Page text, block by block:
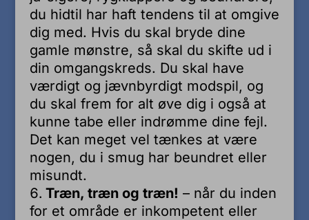
du hidtil har haft tendens til at omgive
dig med. Hvis du skal bryde dine
gamle mønstre, så skal du skifte ud i
din omgangskreds. Du skal have
værdigt og jævnbyrdigt modspil, og
du skal frem for alt øve dig i også at
kunne tabe eller indrømme dine fejl.
Det kan meget vel tænkes at være
nogen, du i smug har beundret eller
misundt.
Træn, træn og træn! – når du inden
for et område er inkompetent eller